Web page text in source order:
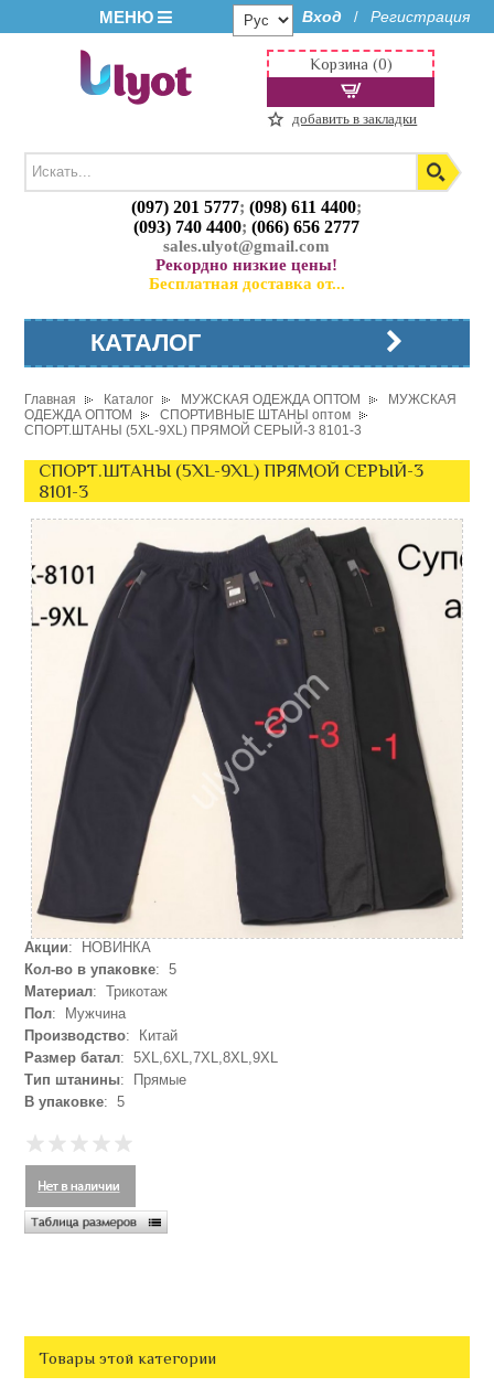
МЕНЮ Вход / Регистрация
(097) 201 5777;(098) 611 4400;
(093) 740 4400;(066) 656 2777
sales.ulyot@gmail.com
Рекордно низкие цены!
Бесплатная доставка от...
Корзина (0)
добавить в закладки
КАТАЛОГ
Главная Каталог МУЖСКАЯ ОДЕЖДА ОПТОМ
МУЖСКАЯ
ОДЕЖДА ОПТОМ
СПОРТИВНЫЕ ШТАНЫ оптом
СПОРТ.ШТАНЫ (5XL-9XL) ПРЯМОЙ СЕРЫЙ-3 8101-3
СПОРТ.ШТАНЫ (5XL-9XL) ПРЯМОЙ СЕРЫЙ-3
8101-3
Акции: НОВИНКА
Кол-во в упаковке: 5
Материал: Трикотаж
Пол: Мужчина
Производство: Китай
Размер батал: 5XL,6XL,7XL,8XL,9XL
Тип штанины: Прямые
В упаковке: 5
Товары этой категории